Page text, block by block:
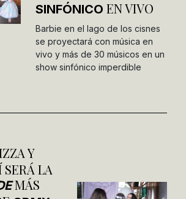
SINFÓNICO EN VIVO
Barbie en el lago de los cisnes
se proyectará con música en
vivo y más de 30 músicos en un
show sinfónico imperdible
Y
SERÁ LA
MÁS